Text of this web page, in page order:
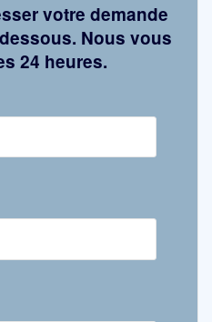
votre demande
Nous vous
24 heures.